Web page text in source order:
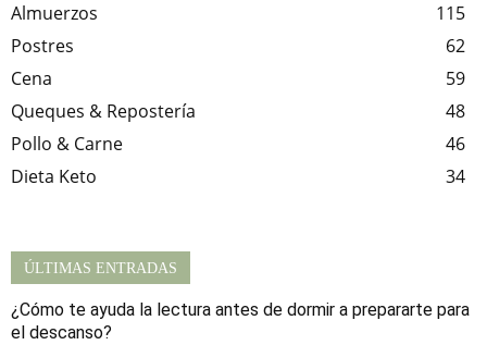
Almuerzos
115
Postres
62
Cena
59
Queques & Repostería
48
Pollo & Carne
46
Dieta Keto
34
ÚLTIMAS ENTRADAS
¿Cómo te ayuda la lectura antes de dormir a prepararte para
el descanso?